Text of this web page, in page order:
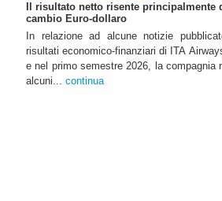
Il risultato netto risente principalmente
cambio Euro-dollaro
In relazione ad alcune notizie
risultati economico-finanziari di ITA
e nel primo semestre 2026, la compagnia
alcuni... continua